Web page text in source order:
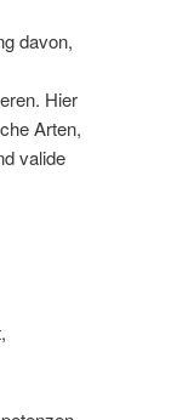
davon,
Hier
Arten,
valide